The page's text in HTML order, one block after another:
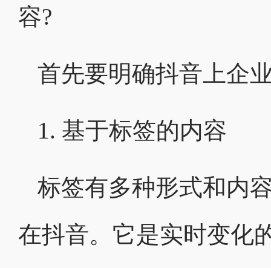
容?
首先要明确抖音上企
1. 基于标签的内容
标签有多种形式和内
在抖音。它是实时变化